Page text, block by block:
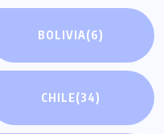
BOLIVIA(6)
CHILE(34)